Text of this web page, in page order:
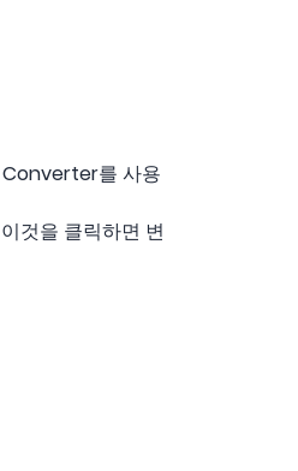
Converter를 사용
것을 클릭하면 변